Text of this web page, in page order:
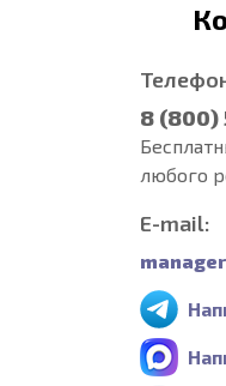
8 (800)
любого
E-mail: